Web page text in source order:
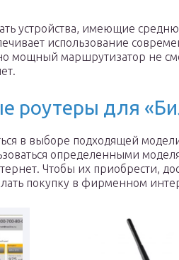
устройства, имеющие
использование
мощный маршрутизатор не
роутеры для
в выборе подходящей
определенными
Чтобы их приобрести,
покупку в фирменном